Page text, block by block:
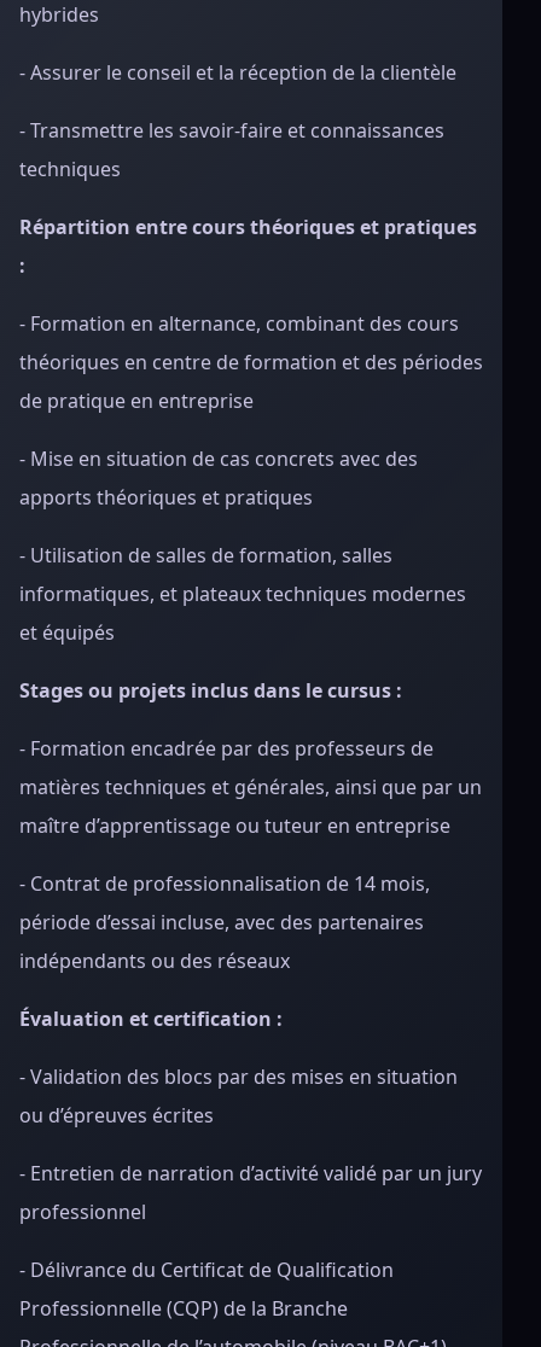
hybrides
- Assurer le conseil et la réception de la clientèle
- Transmettre les savoir-faire et connaissances
techniques
Répartition entre cours théoriques et pratiques
:
- Formation en alternance, combinant des cours
théoriques en centre de formation et des périodes
de pratique en entreprise
- Mise en situation de cas concrets avec des
apports théoriques et pratiques
- Utilisation de salles de formation, salles
informatiques, et plateaux techniques modernes
et équipés
Stages ou projets inclus dans le cursus :
- Formation encadrée par des professeurs de
matières techniques et générales, ainsi que par un
maître d’apprentissage ou tuteur en entreprise
- Contrat de professionnalisation de 14 mois,
période d’essai incluse, avec des partenaires
indépendants ou des réseaux
Évaluation et certification :
- Validation des blocs par des mises en situation
ou d’épreuves écrites
- Entretien de narration d’activité validé par un jury
professionnel
- Délivrance du Certificat de Qualification
Professionnelle (CQP) de la Branche